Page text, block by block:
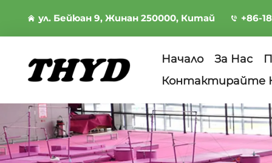
ул. Бейюан 9, Жинан 250000, Китай +86-
Начало За Нас
Контактирайте